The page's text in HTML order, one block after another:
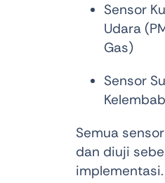
Sensor
Udara
Gas)
Sensor
Semua
dan diuji
implementasi.